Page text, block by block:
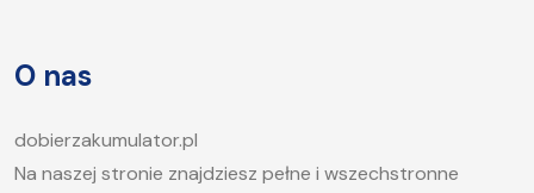
jak długo ładować akumulator samochodowy i
O nas
dobierzakumulator.pl
Na naszej stronie znajdziesz pełne i wszechstronne